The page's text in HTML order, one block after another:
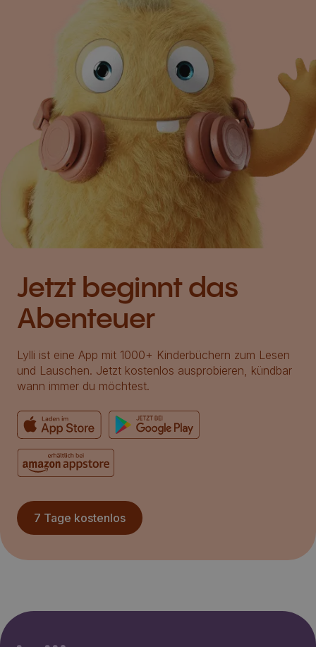
Jetzt beginnt das
Abenteuer
Lylli ist eine App mit 1000+ Kinderbüchern zum Lesen
und Lauschen. Jetzt kostenlos ausprobieren, kündbar
wann immer du möchtest.
7 Tage kostenlos